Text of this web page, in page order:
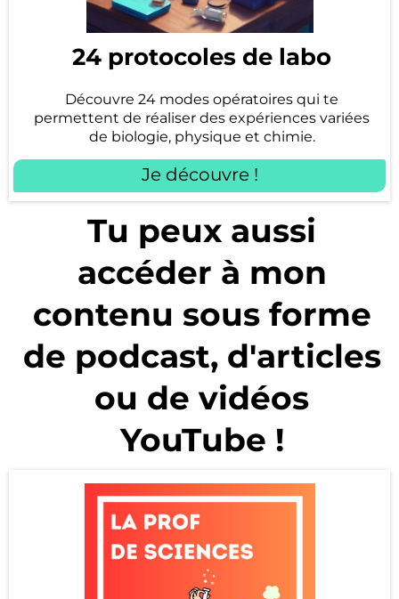
24 protocoles de labo
Découvre 24 modes opératoires qui te
permettent de réaliser des expériences variées
de biologie, physique et chimie.
Je découvre !
Tu peux aussi
accéder à mon
contenu sous forme
de podcast, d'articles
ou de vidéos
YouTube !